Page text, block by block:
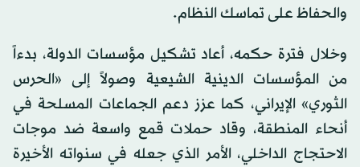
والحفاظ على تماسك النظام.
وخلال فترة حكمه، أعاد تشكيل مؤسسات الدولة، بدءاً
من المؤسسات الدينية الشيعية وصولاً إلى «الحرس
الثوري» الإيراني، كما عزز دعم الجماعات المسلحة في
أنحاء المنطقة، وقاد حملات قمع واسعة ضد موجات
الاحتجاج الداخلي، الأمر الذي جعله في سنواته الأخيرة